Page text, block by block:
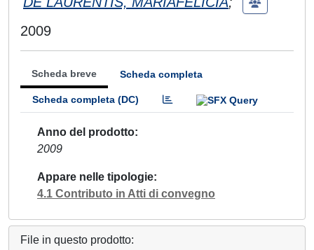
2009
Scheda breve Scheda completa
Scheda completa (DC)
Anno del prodotto
2009
Appare nelle tipologie
4.1 Contributo in Atti di convegno
File in questo prodotto: